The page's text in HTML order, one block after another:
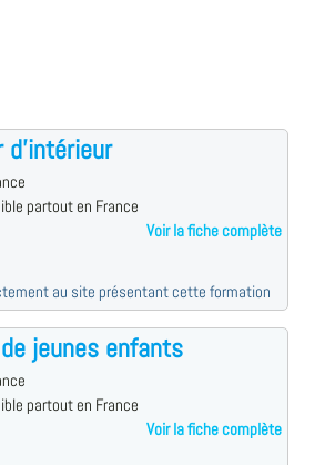
d'intérieur
partout en France
Voir la fiche complète
au site présentant cette formation
jeunes enfants
partout en France
Voir la fiche complète